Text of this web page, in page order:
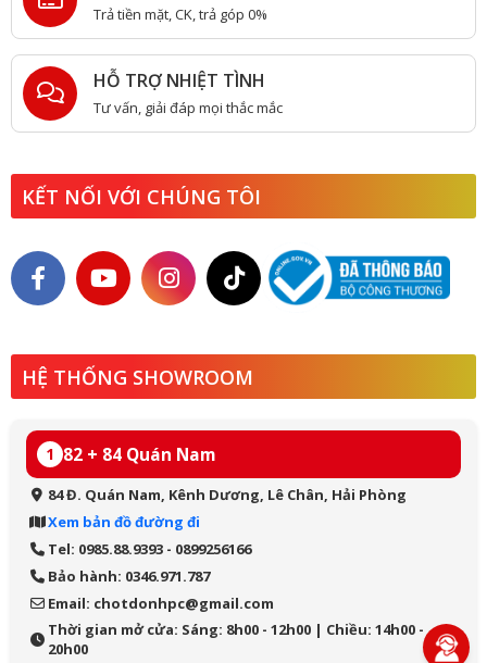
Trả tiền mặt, CK, trả góp 0%
HỖ TRỢ NHIỆT TÌNH
Tư vấn, giải đáp mọi thắc mắc
KẾT NỐI VỚI CHÚNG TÔI
HỆ THỐNG SHOWROOM
1 82 + 84 Quán Nam
84 Đ. Quán Nam, Kênh Dương, Lê Chân, Hải Phòng
Xem bản đồ đường đi
Tel: 0985.88.9393 - 0899256166
Bảo hành: 0346.971.787
Email: chotdonhpc@gmail.com
Thời gian mở cửa: Sáng: 8h00 - 12h00 | Chiều: 14h00 -
20h00